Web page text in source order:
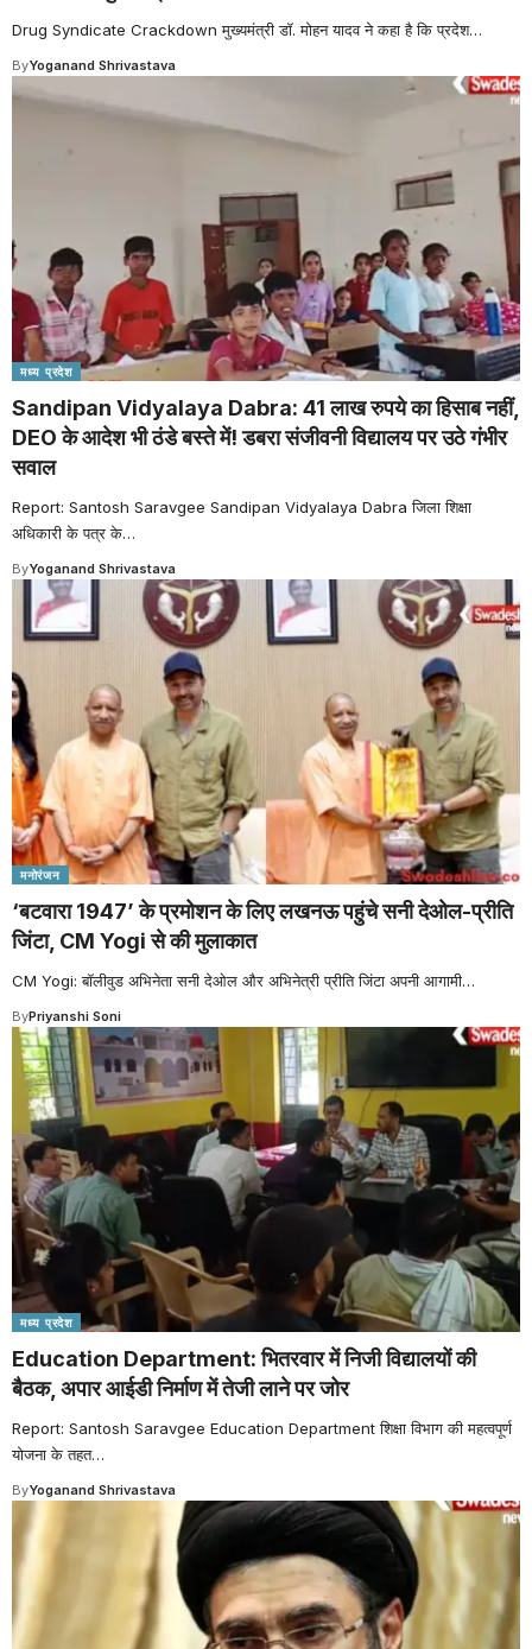
Drug Syndicate Crackdown मुख्यमंत्री डॉ. मोहन यादव ने कहा है कि प्रदेश…
ByYoganand Shrivastava
मध्य प्रदेश
Sandipan Vidyalaya Dabra: 41 लाख रुपये का हिसाब नहीं,
DEO के आदेश भी ठंडे बस्ते में! डबरा संजीवनी विद्यालय पर उठे गंभीर
सवाल
Report: Santosh Saravgee Sandipan Vidyalaya Dabra जिला शिक्षा
अधिकारी के पत्र के…
ByYoganand Shrivastava
मनोरंजन
‘बटवारा 1947’ के प्रमोशन के लिए लखनऊ पहुंचे सनी देओल-प्र‍ीति
जिंटा, CM Yogi से की मुलाकात
CM Yogi: बॉलीवुड अभिनेता सनी देओल और अभिनेत्री प्रीति जिंटा अपनी आगामी…
ByPriyanshi Soni
मध्य प्रदेश
Education Department: भितरवार में निजी विद्यालयों की
बैठक, अपार आईडी निर्माण में तेजी लाने पर जोर
Report: Santosh Saravgee Education Department शिक्षा विभाग की महत्वपूर्ण
योजना के तहत…
ByYoganand Shrivastava